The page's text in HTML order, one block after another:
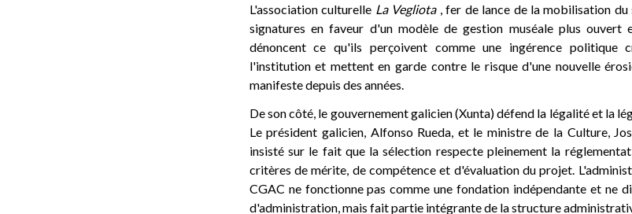
L'association culturelle La Vegliota, fer de lance de la mobilisation du
signatures en faveur d'un modèle de gestion muséale plus ouvert
dénoncent ce qu'ils perçoivent comme une ingérence politique
l'institution et mettent en garde contre le risque d'une nouvelle
manifeste depuis des années.
De son côté, le gouvernement galicien (Xunta) défend la légalité et la
Le président galicien, Alfonso Rueda, et le ministre de la Culture,
insisté sur le fait que la sélection respecte pleinement la
critères de mérite, de compétence et d'évaluation du projet.
CGAC ne fonctionne pas comme une fondation indépendante et ne
d'administration, mais fait partie intégrante de la structure